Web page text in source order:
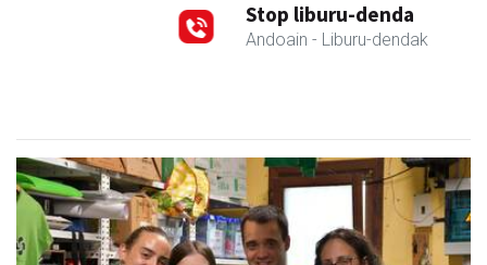
Stop liburu-denda
- Liburu-dendak